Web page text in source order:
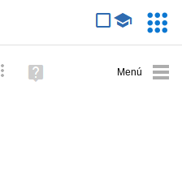
avanzada
Ayuda
(en